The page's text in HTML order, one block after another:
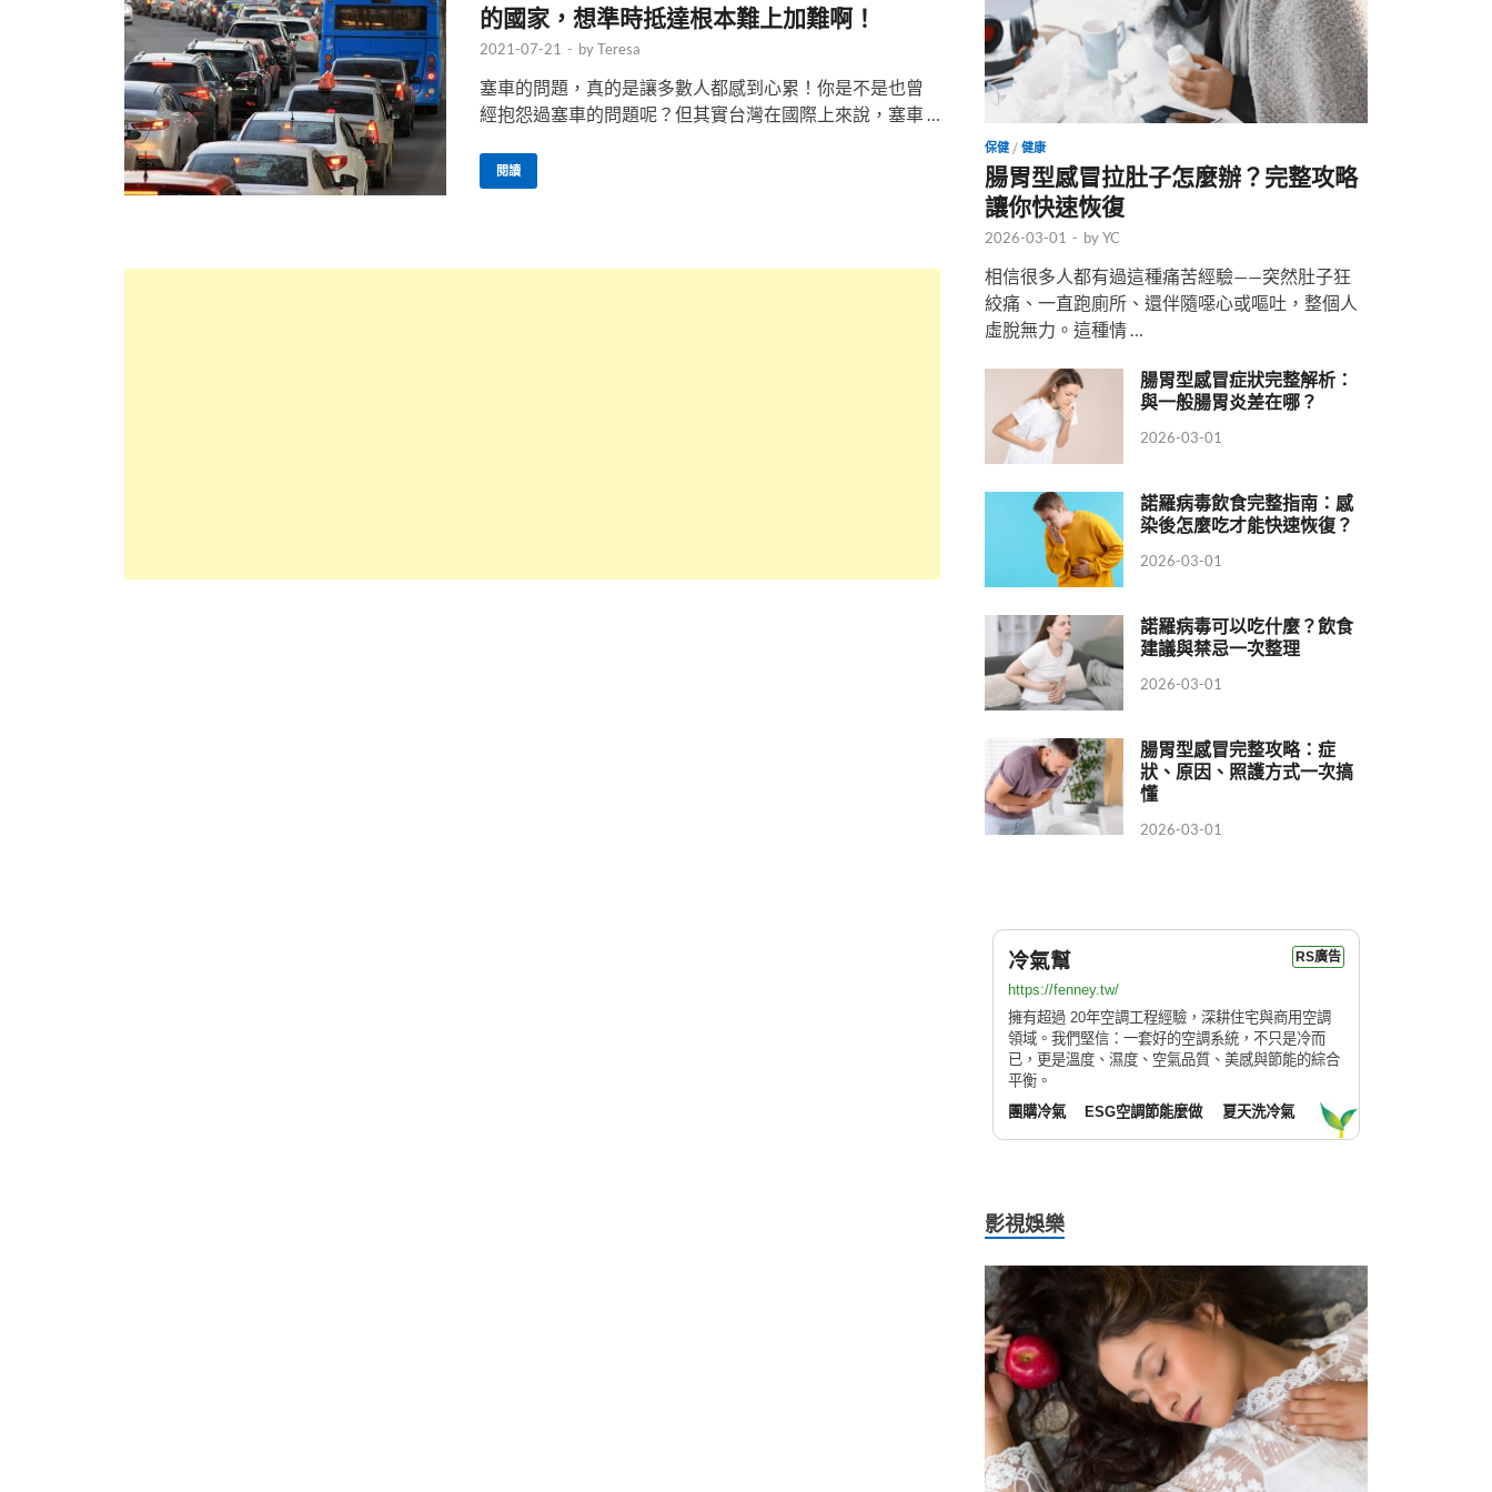
的國家，想準時抵達根本難上加難啊！
2021-07-21 - byTeresa
塞車的問題，真的是讓多數人都感到心累！你是不是也曾
經抱怨過塞車的問題呢？但其實台灣在國際上來說，塞車 …
閱讀
保健 /健康
腸胃型感冒拉肚子怎麼辦？完整攻略
讓你快速恢復
2026-03-01 - byYC
相信很多人都有過這種痛苦經驗——突然肚子狂
絞痛、一直跑廁所、還伴隨噁心或嘔吐，整個人
虛脫無力。這種情 …
腸胃型感冒症狀完整解析：
與一般腸胃炎差在哪？
2026-03-01
諾羅病毒飲食完整指南：感
染後怎麼吃才能快速恢復？
2026-03-01
諾羅病毒可以吃什麼？飲食
建議與禁忌一次整理
2026-03-01
腸胃型感冒完整攻略：症
狀、原因、照護方式一次搞
懂
2026-03-01
冷氣幫 RS廣告
https://fenney.tw/
擁有超過 20年空調工程經驗，深耕住宅與商用空調
領域。我們堅信：一套好的空調系統，不只是冷而
已，更是溫度、濕度、空氣品質、美感與節能的綜合
平衡。
團購冷氣
ESG空調節能麼做 夏天洗冷氣
影視娛樂